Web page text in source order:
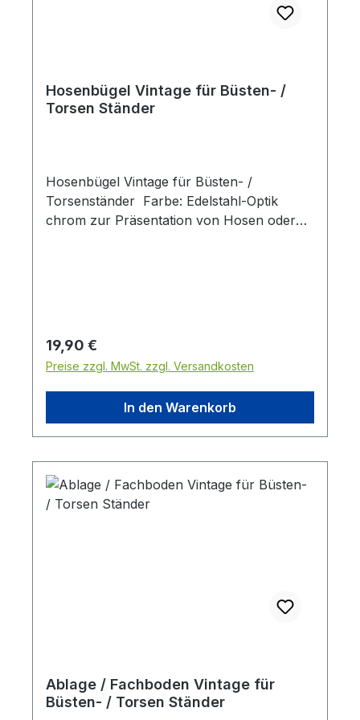
Hosenbügel Vintage für Büsten- /
Torsen Ständer
Hosenbügel Vintage für Büsten- /
Torsenständer Farbe: Edelstahl-Optik
chrom zur Präsentation von Hosen oder
Regulärer Preis:
19,90 €
Preise zzgl. MwSt. zzgl. Versandkosten
In den Warenkorb
Ablage / Fachboden Vintage für
Büsten- / Torsen Ständer